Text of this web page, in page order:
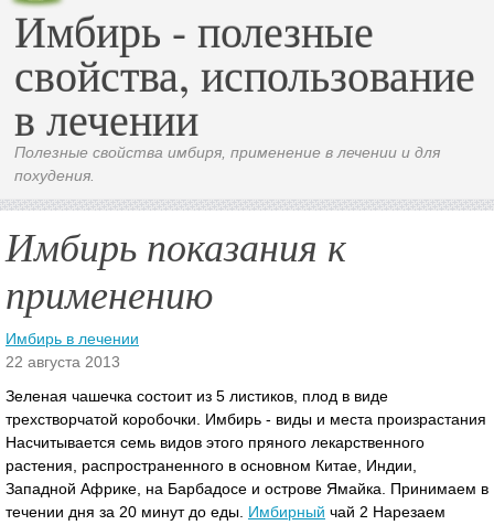
Имбирь - полезные
свойства, использование
в лечении
Полезные свойства имбиря, применение в лечении и для
похудения.
Имбирь показания к
применению
Имбирь в лечении
22 августа 2013
Зеленая чашечка состоит из 5 листиков, плод в виде
трехстворчатой коробочки. Имбирь - виды и места произрастания
Насчитывается семь видов этого пряного лекарственного
растения, распространенного в основном Китае, Индии,
Западной Африке, на Барбадосе и острове Ямайка.
Принимаем в
течении дня за 20 минут до еды. Имбирный чай 2 Нарезаем